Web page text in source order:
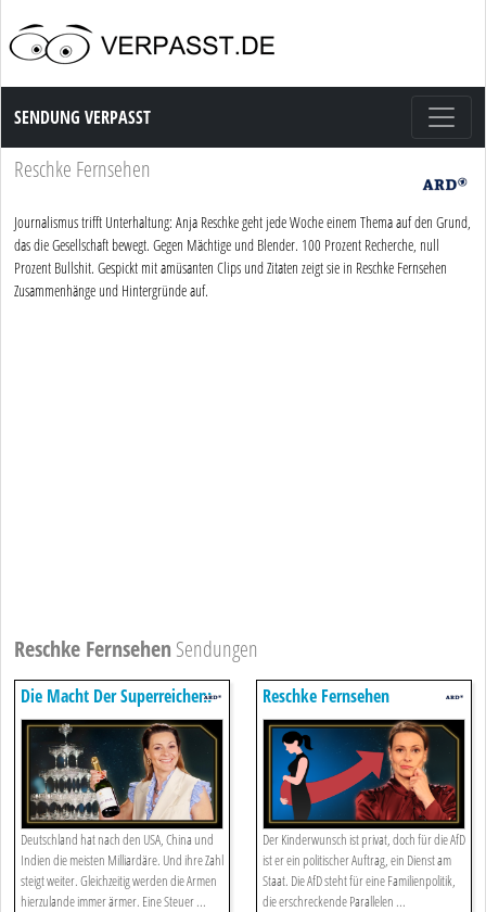
Sendung Verpasst
SENDUNG VERPASST
Reschke Fernsehen
Journalismus trifft Unterhaltung: Anja Reschke geht jede Woche einem Thema auf den Grund,
das die Gesellschaft bewegt. Gegen Mächtige und Blender. 100 Prozent Recherche, null
Prozent Bullshit. Gespickt mit amüsanten Clips und Zitaten zeigt sie in Reschke Fernsehen
Zusammenhänge und Hintergründe auf.
Reschke Fernsehen Sendungen
Die Macht Der Superreichen:
Einfluss De Luxe
Deutschland hat nach den USA, China und
Indien die meisten Milliardäre. Und ihre Zahl
steigt weiter. Gleichzeitig werden die Armen
hierzulande immer ärmer. Eine Steuer ...
Reschke Fernsehen
Hauptsache Hellhäutig · Die
Sex-strategie Der Afd
Der Kinderwunsch ist privat, doch für die AfD
ist er ein politischer Auftrag, ein Dienst am
Staat. Die AfD steht für eine Familienpolitik,
die erschreckende Parallelen ...